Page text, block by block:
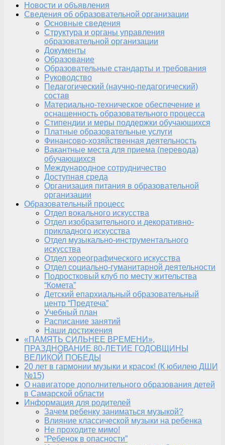
Новости и объявления
Сведения об образовательной организации
Основные сведения
Структура и органы управления
образовательной организации
Документы
Образование
Образовательные стандарты и требования
Руководство
Педагогический (научно-педагогический)
состав
Материально-техническое обеспечение и
оснащенность образовательного процесса
Стипендии и меры поддержки обучающихся
Платные образовательные услуги
Финансово-хозяйственная деятельность
Вакантные места для приема (перевода)
обучающихся
Международное сотрудничество
Доступная среда
Организация питания в образовательной
организации
Образовательный процесс
Отдел вокального искусства
Отдел изобразительного и декоративно-
прикладного искусства
Отдел музыкально-инструментального
искусства
Отдел хореографического искусства
Отдел социально-гуманитарной деятельности
Подростковый клуб по месту жительства
“Комета”
Детский епархиальный образовательный
центр “Предтеча”
Учебный план
Расписание занятий
Наши достижения
«ПАМЯТЬ СИЛЬНЕЕ ВРЕМЕНИ»,
ПРАЗДНОВАНИЕ 80-ЛЕТИЕ ГОДОВЩИНЫ
ВЕЛИКОЙ ПОБЕДЫ
20 лет в гармонии музыки и красок! (К юбилею ДШИ
№15)
О навигаторе дополнительного образования детей
в Самарской области
Информация для родителей
Зачем ребенку заниматься музыкой?
Влияние классической музыки на ребенка
Не проходите мимо!
“Ребенок в опасности”